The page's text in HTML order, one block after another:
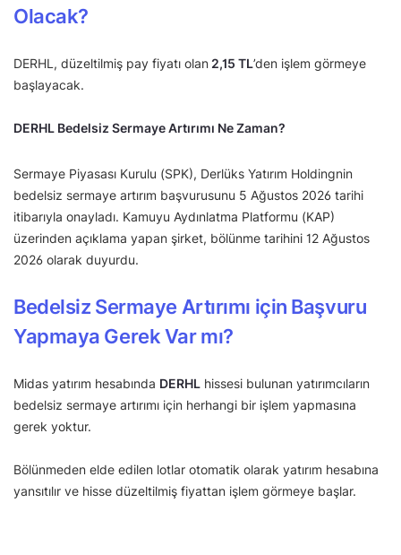
Olacak?
DERHL, düzeltilmiş pay fiyatı olan 2,15 TL’den işlem görmeye
başlayacak.
DERHL Bedelsiz Sermaye Artırımı Ne Zaman?
Sermaye Piyasası Kurulu (SPK), Derlüks Yatırım Holdingnin
bedelsiz sermaye artırım başvurusunu 5 Ağustos 2026 tarihi
itibarıyla onayladı. Kamuyu Aydınlatma Platformu (KAP)
üzerinden açıklama yapan şirket, bölünme tarihini 12 Ağustos
2026 olarak duyurdu.
Bedelsiz Sermaye Artırımı için Başvuru
Yapmaya Gerek Var mı?
Midas yatırım hesabında DERHL hissesi bulunan yatırımcıların
bedelsiz sermaye artırımı için herhangi bir işlem yapmasına
gerek yoktur.
Bölünmeden elde edilen lotlar otomatik olarak yatırım hesabına
yansıtılır ve hisse düzeltilmiş fiyattan işlem görmeye başlar.